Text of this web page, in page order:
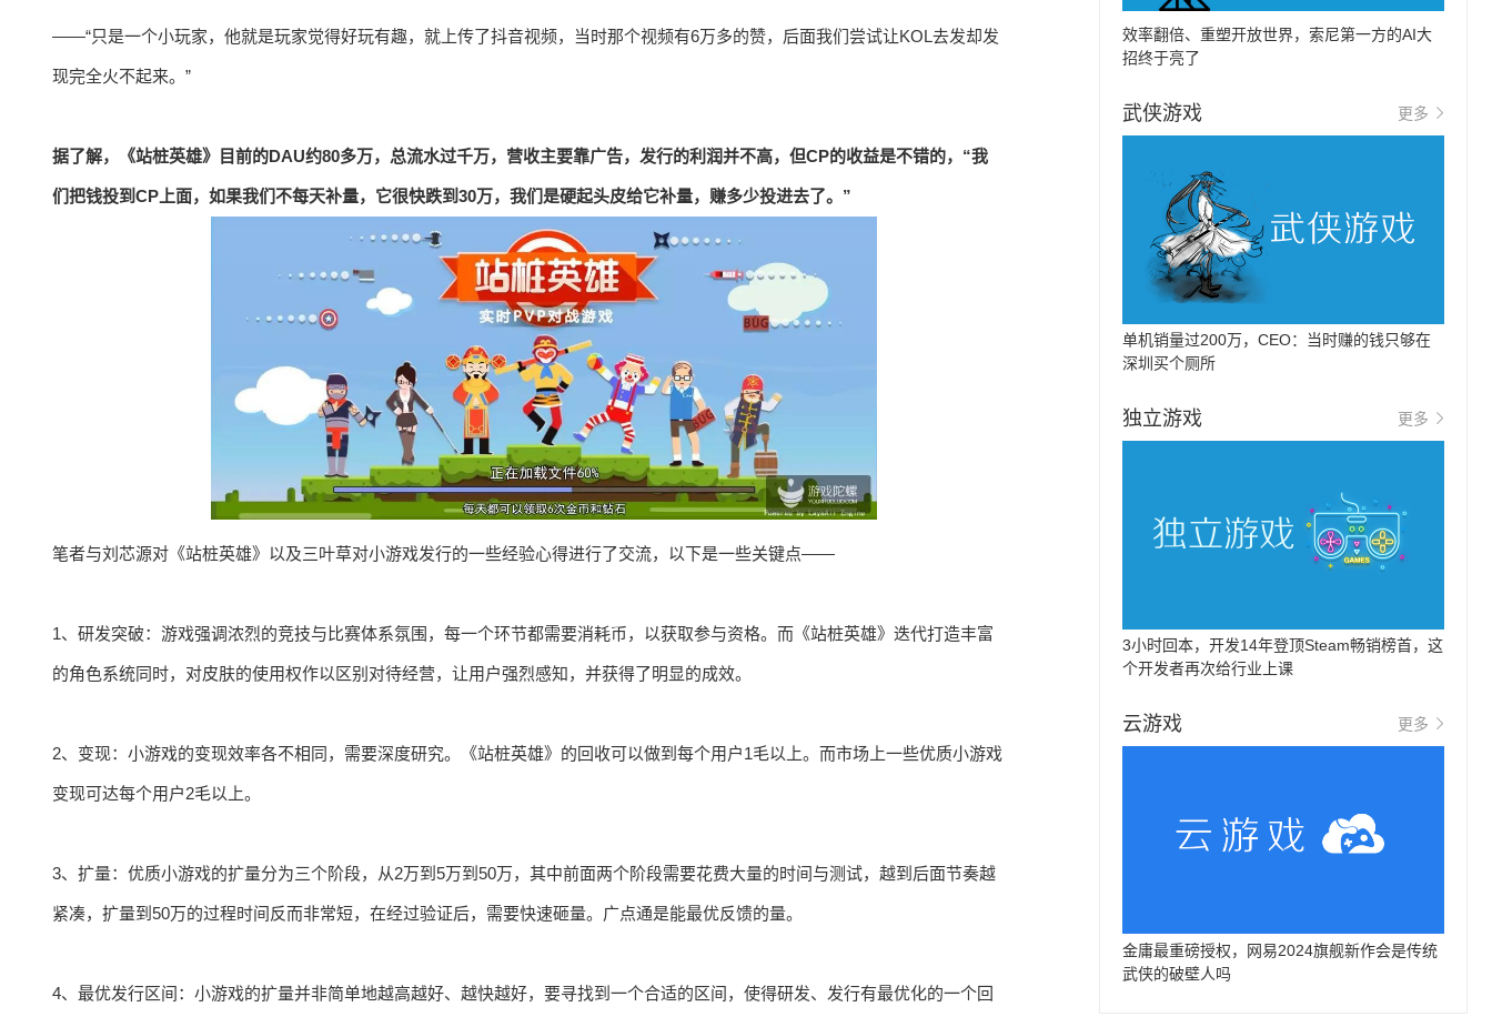
——“只是一个小玩家，他就是玩家觉得好玩有趣，就上传了抖音视频，当时那个视频有6万多的赞，后面我们尝试让KOL去发却发
现完全火不起来。”
据了解，《站桩英雄》目前的DAU约80多万，总流水过千万，营收主要靠广告，发行的利润并不高，但CP的收益是不错的，“我
们把钱投到CP上面，如果我们不每天补量，它很快跌到30万，我们是硬起头皮给它补量，赚多少投进去了。”
笔者与刘芯源对《站桩英雄》以及三叶草对小游戏发行的一些经验心得进行了交流，以下是一些关键点——
1、研发突破：游戏强调浓烈的竞技与比赛体系氛围，每一个环节都需要消耗币，以获取参与资格。而《站桩英雄》迭代打造丰富
的角色系统同时，对皮肤的使用权作以区别对待经营，让用户强烈感知，并获得了明显的成效。
2、变现：小游戏的变现效率各不相同，需要深度研究。《站桩英雄》的回收可以做到每个用户1毛以上。而市场上一些优质小游戏
变现可达每个用户2毛以上。
3、扩量：优质小游戏的扩量分为三个阶段，从2万到5万到50万，其中前面两个阶段需要花费大量的时间与测试，越到后面节奏越
紧凑，扩量到50万的过程时间反而非常短，在经过验证后，需要快速砸量。广点通是能最优反馈的量。
4、最优发行区间：小游戏的扩量并非简单地越高越好、越快越好，要寻找到一个合适的区间，使得研发、发行有最优化的一个回
效率翻倍、重塑开放世界，索尼第一方的AI大
招终于亮了
武侠游戏 更多
单机销量过200万，CEO：当时赚的钱只够在
深圳买个厕所
独立游戏 更多
3小时回本，开发14年登顶Steam畅销榜首，这
个开发者再次给行业上课
云游戏 更多
金庸最重磅授权，网易2024旗舰新作会是传统
武侠的破壁人吗